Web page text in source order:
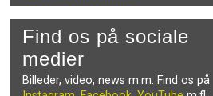
Find os på sociale
medier
Billeder, video, news m.m. Find os på